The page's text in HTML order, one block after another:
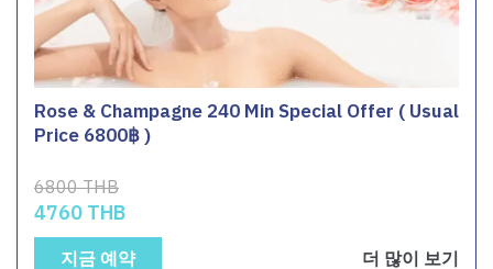
Rose & Champagne 240 Min Special Offer ( Usual
Price 6800฿ )
6800 THB
4760 THB
지금 예약 더 많이 보기